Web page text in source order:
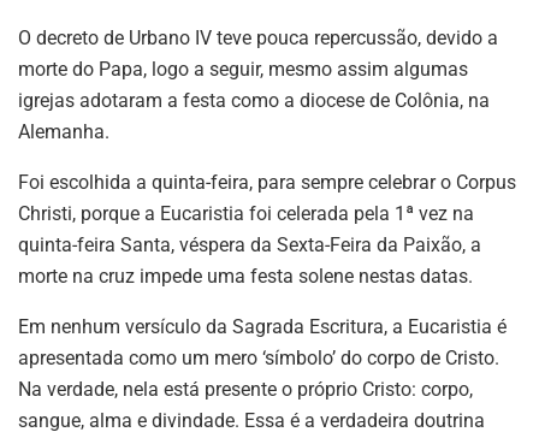
O decreto de Urbano IV teve pouca repercussão, devido a
morte do Papa, logo a seguir, mesmo assim algumas
igrejas adotaram a festa como a diocese de Colônia, na
Alemanha.
Foi escolhida a quinta-feira, para sempre celebrar o Corpus
Christi, porque a Eucaristia foi celerada pela 1ª vez na
quinta-feira Santa, véspera da Sexta-Feira da Paixão, a
morte na cruz impede uma festa solene nestas datas.
Em nenhum versículo da Sagrada Escritura, a Eucaristia é
apresentada como um mero ‘símbolo’ do corpo de Cristo.
Na verdade, nela está presente o próprio Cristo: corpo,
sangue, alma e divindade. Essa é a verdadeira doutrina